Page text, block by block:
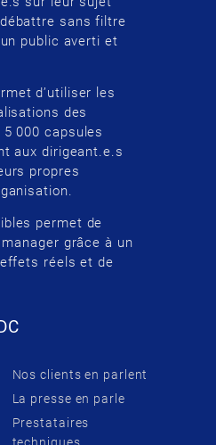
sans filtre
public averti et
d’utiliser les
des
000 capsules
aux dirigeant.e.s
propres
permet de
grâce à un
réels et de
Nos clients en parlent
La presse en parle
Prestataires